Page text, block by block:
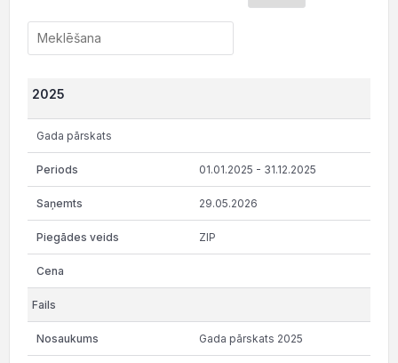
2025
Gada pārskats
01.01.2025 - 31.12.2025
29.05.2026
ZIP
Gada pārskats 2025